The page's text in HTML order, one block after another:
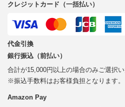
クレジットカード（一括払い）
代金引換
銀行振込（前払い）
合計が15,000円以上の場合のみご選択い
※振込手数料はお客様負担となります。
Amazon Pay